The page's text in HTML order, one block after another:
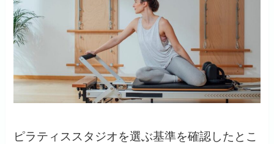
ピラティススタジオを選ぶ基準を確認したとこ